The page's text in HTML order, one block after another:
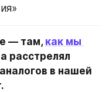
— там, как мы
расстрелял
в нашей